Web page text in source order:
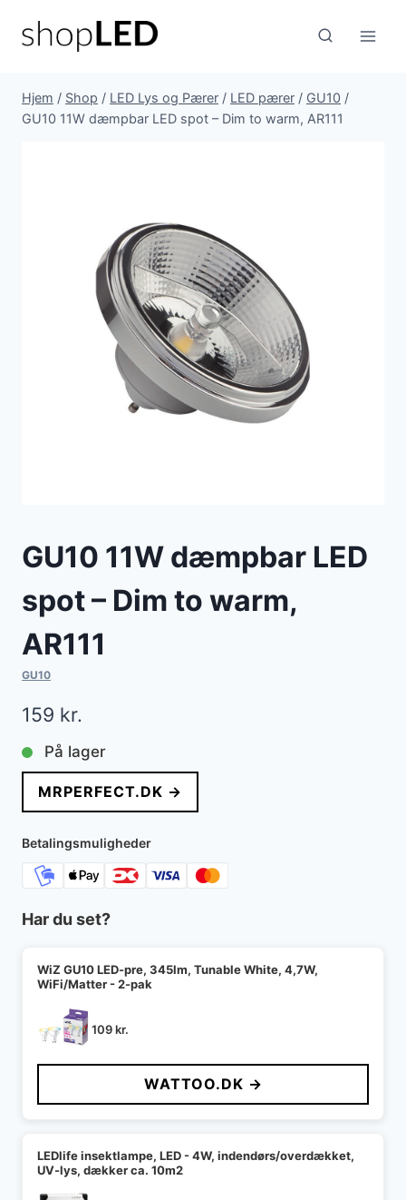
Hjem / Shop / LED Lys og Pærer / LED pærer / GU10 /
GU10 11W dæmpbar LED spot – Dim to warm, AR111
GU10 11W dæmpbar LED
spot – Dim to warm,
AR111
GU10
159 kr.
På lager
MRPERFECT.DK →
Betalingsmuligheder
Har du set?
WiZ GU10 LED-pre, 345lm, Tunable White, 4,7W,
WiFi/Matter - 2-pak
109kr.
WATTOO.DK →
LEDlife insektlampe, LED - 4W, indendørs/overdækket,
UV-lys, dækker ca. 10m2